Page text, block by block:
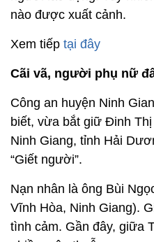
nào được xuất cảnh.
Xem tiếp tại đây
Cãi vã, người phụ nữ
Công an huyện Ninh
biết, vừa bắt giữ Đinh
Ninh Giang, tỉnh Hải
“Giết người”.
Nạn nhân là ông Bùi
Vĩnh Hòa, Ninh Giang).
tình cảm. Gần đây, giữa